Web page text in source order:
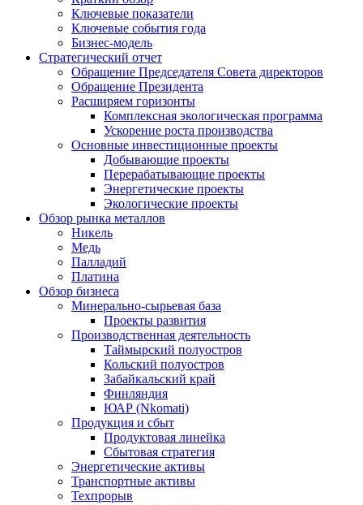
Ключевые показатели
Ключевые события года
Бизнес-модель
Стратегический отчет
Обращение Председателя Совета директоров
Обращение Президента
Расширяем горизонты
Комплексная экологическая программа
Ускорение роста производства
Основные инвестиционные проекты
Добывающие проекты
Перерабатывающие проекты
Энергетические проекты
Экологические проекты
Обзор рынка металлов
Никель
Медь
Палладий
Платина
Обзор бизнеса
Минерально-сырьевая база
Проекты развития
Производственная деятельность
Таймырский полуостров
Кольский полуостров
Забайкальский край
Финляндия
ЮАР (Nkomati)
Продукция и сбыт
Продуктовая линейка
Сбытовая стратегия
Энергетические активы
Транспортные активы
Техпрорыв